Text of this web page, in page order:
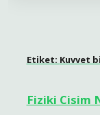
Etiket: Kuvvet
Fiziki Cisim